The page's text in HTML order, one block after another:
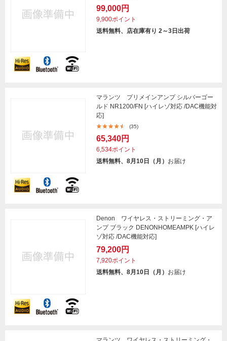
99,000円
9,900ポイント
送料無料、店在庫有り 2～3日出荷
マランツ プリメインアンプ シルバーゴー
ルド NR1200/FN [ハイレゾ対応 /DAC機能対
応]
(35)
65,340円
6,534ポイント
送料無料、8月10日（月） お届け
Denon ワイヤレス・ストリーミング・ア
ンプ ブラック DENONHOMEAMPK [ハイレ
ゾ対応 /DAC機能対応]
79,200円
7,920ポイント
送料無料、8月10日（月） お届け